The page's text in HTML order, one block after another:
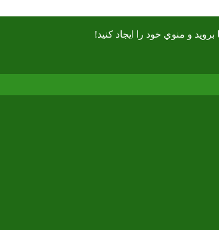
و منوي خود را ايجاد كنيد!